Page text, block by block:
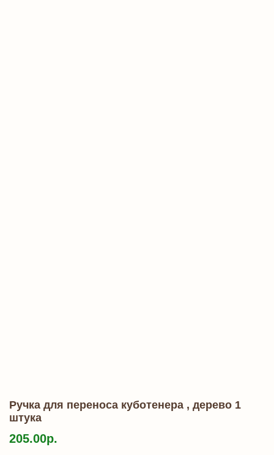
Ручка для переноса куботенера , дерево 1
штука
205.00р.